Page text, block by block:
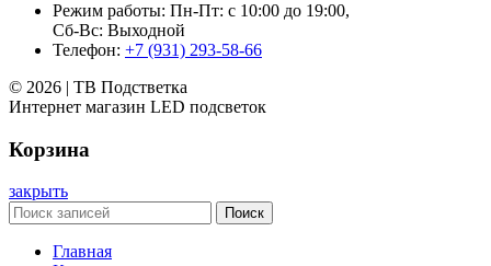
Режим работы: Пн-Пт: с 10:00 до 19:00,
Сб-Вс: Выходной
Телефон: +7 (931) 293-58-66
© 2026 | ТВ Подстветка
Интернет магазин LED подсветок
Корзина
закрыть
Поиск
Главная